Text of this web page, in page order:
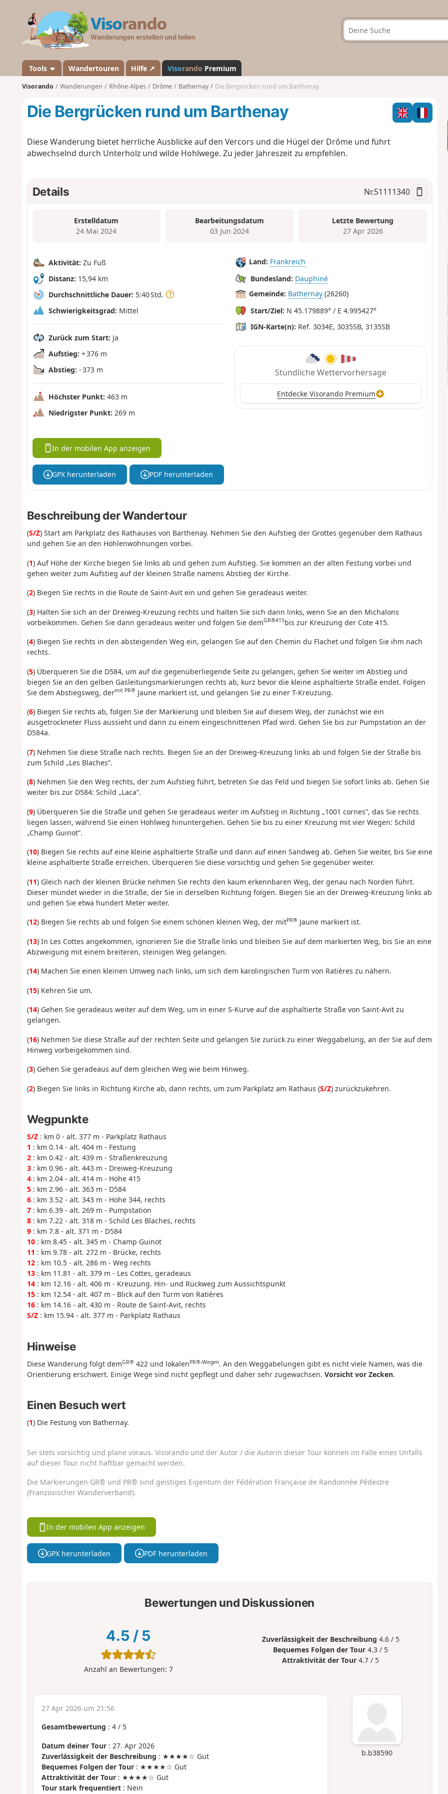
a
n
d
Tools Wandertouren Hilfe ↗ Visorando Premium
Visorando Wanderungen Rhône-Alpes Drôme Bathernay Die Bergrücken rund um Barthenay
Die Bergrücken rund um Barthenay
Diese Wanderung bietet herrliche Ausblicke auf den Vercors und die Hügel der Drôme und führt
abwechselnd durch Unterholz und wilde Hohlwege. Zu jeder Jahreszeit zu empfehlen.
Details Nr.51111340
Erstelldatum
24 Mai 2024
Bearbeitungsdatum
03 Jun 2024
Letzte Bewertung
27 Apr 2026
Aktivität: Zu Fuß
Distanz: 15,94 km
Durchschnittliche Dauer: 5:40 Std.
Schwierigkeitsgrad: Mittel
Zurück zum Start: Ja
Aufstieg: + 376 m
Abstieg: - 373 m
Höchster Punkt: 463 m
Niedrigster Punkt: 269 m
Land: Frankreich
Bundesland: Dauphiné
Gemeinde: Bathernay (26260)
Start/Ziel: N 45.179889° / E 4.995427°
IGN-Karte(n): Ref. 3034E, 3035SB, 3135SB
Stündliche Wettervorhersage
Entdecke Visorando Premium
In der mobilen App anzeigen
GPX herunterladen PDF herunterladen
Beschreibung der Wandertour
(S/Z) Start am Parkplatz des Rathauses von Barthenay. Nehmen Sie den Aufstieg der Grottes gegenüber dem Rathaus
und gehen Sie an den Höhlenwohnungen vorbei.
(1) Auf Höhe der Kirche biegen Sie links ab und gehen zum Aufstieg. Sie kommen an der alten Festung vorbei und
gehen weiter zum Aufstieg auf der kleinen Straße namens Abstieg der Kirche.
(2) Biegen Sie rechts in die Route de Saint-Avit ein und gehen Sie geradeaus weiter.
(3) Halten Sie sich an der Dreiweg-Kreuzung rechts und halten Sie sich dann links, wenn Sie an den Michalons
vorbeikommen. Gehen Sie dann geradeaus weiter und folgen Sie demGR®415bis zur Kreuzung der Cote 415.
(4) Biegen Sie rechts in den absteigenden Weg ein, gelangen Sie auf den Chemin du Flachet und folgen Sie ihm nach
rechts.
(5) Überqueren Sie die D584, um auf die gegenüberliegende Seite zu gelangen, gehen Sie weiter im Abstieg und
biegen Sie an den gelben Gasleitungsmarkierungen rechts ab, kurz bevor die kleine asphaltierte Straße endet. Folgen
Sie dem Abstiegsweg, dermit PR®Jaune markiert ist, und gelangen Sie zu einer T-Kreuzung.
(6) Biegen Sie rechts ab, folgen Sie der Markierung und bleiben Sie auf diesem Weg, der zunächst wie ein
ausgetrockneter Fluss aussieht und dann zu einem eingeschnittenen Pfad wird. Gehen Sie bis zur Pumpstation an der
D584a.
(7) Nehmen Sie diese Straße nach rechts. Biegen Sie an der Dreiweg-Kreuzung links ab und folgen Sie der Straße bis
zum Schild „Les Blaches”.
(8) Nehmen Sie den Weg rechts, der zum Aufstieg führt, betreten Sie das Feld und biegen Sie sofort links ab. Gehen Sie
weiter bis zur D584: Schild „Laca”.
(9) Überqueren Sie die Straße und gehen Sie geradeaus weiter im Aufstieg in Richtung „1001 cornes”, das Sie rechts
liegen lassen, während Sie einen Hohlweg hinuntergehen. Gehen Sie bis zu einer Kreuzung mit vier Wegen: Schild
„Champ Guinot”.
(10) Biegen Sie rechts auf eine kleine asphaltierte Straße und dann auf einen Sandweg ab. Gehen Sie weiter, bis Sie eine
kleine asphaltierte Straße erreichen. Überqueren Sie diese vorsichtig und gehen Sie gegenüber weiter.
(11) Gleich nach der kleinen Brücke nehmen Sie rechts den kaum erkennbaren Weg, der genau nach Norden führt.
Dieser mündet wieder in die Straße, der Sie in derselben Richtung folgen. Biegen Sie an der Dreiweg-Kreuzung links ab
und gehen Sie etwa hundert Meter weiter.
(12) Biegen Sie rechts ab und folgen Sie einem schönen kleinen Weg, der mitPR®Jaune markiert ist.
(13) In Les Cottes angekommen, ignorieren Sie die Straße links und bleiben Sie auf dem markierten Weg, bis Sie an eine
Abzweigung mit einem breiteren, steinigen Weg gelangen.
(14) Machen Sie einen kleinen Umweg nach links, um sich dem karolingischen Turm von Ratières zu nähern.
(15) Kehren Sie um.
(14) Gehen Sie geradeaus weiter auf dem Weg, um in einer S-Kurve auf die asphaltierte Straße von Saint-Avit zu
gelangen.
(16) Nehmen Sie diese Straße auf der rechten Seite und gelangen Sie zurück zu einer Weggabelung, an der Sie auf dem
Hinweg vorbeigekommen sind.
(3) Gehen Sie geradeaus auf dem gleichen Weg wie beim Hinweg.
(2) Biegen Sie links in Richtung Kirche ab, dann rechts, um zum Parkplatz am Rathaus (S/Z) zurückzukehren.
Wegpunkte
S/Z: km 0 - alt. 377 m - Parkplatz Rathaus
1 : km 0.14 - alt. 404 m - Festung
2: km 0.42 - alt. 439 m - Straßenkreuzung
3: km 0.96 - alt. 443 m - Dreiweg-Kreuzung
4: km 2.04 - alt. 414 m - Höhe 415
5: km 2.96 - alt. 363 m - D584
6: km 3.52 - alt. 343 m - Höhe 344, rechts
7: km 6.39 - alt. 269 m - Pumpstation
8: km 7.22 - alt. 318 m - Schild Les Blaches, rechts
9: km 7.8 - alt. 371 m - D584
10: km 8.45 - alt. 345 m - Champ Guinot
11 : km 9.78 - alt. 272 m - Brücke, rechts
12: km 10.5 - alt. 286 m - Weg rechts
13: km 11.81 - alt. 379 m - Les Cottes, geradeaus
14: km 12.16 - alt. 406 m - Kreuzung. Hin- und Rückweg zum Aussichtspunkt
15: km 12.54 - alt. 407 m - Blick auf den Turm von Ratières
16: km 14.16 - alt. 430 m - Route de Saint-Avit, rechts
S/Z: km 15.94 - alt. 377 m - Parkplatz Rathaus
Hinweise
Diese Wanderung folgt demGR®422 und lokalenPR®-Wegen. An den Weggabelungen gibt es nicht viele Namen, was die
Orientierung erschwert. Einige Wege sind nicht gepflegt und daher sehr zugewachsen. Vorsicht vor Zecken.
Einen Besuch wert
(1) Die Festung von Bathernay.
Sei stets vorsichtig und plane voraus. Visorando und der Autor / die Autorin dieser Tour können im Falle eines Unfalls
auf dieser Tour nicht haftbar gemacht werden.
Die Markierungen GR® und PR® sind geistiges Eigentum der Fédération Française de Randonnée Pédestre
(Französischer Wanderverband).
In der mobilen App anzeigen
GPX herunterladen PDF herunterladen
Bewertungen und Diskussionen
4.5 / 5
Anzahl an Bewertungen: 7
Zuverlässigkeit der Beschreibung 4.6 / 5
Bequemes Folgen der Tour 4.3 / 5
Attraktivität der Tour 4.7 / 5
b.b38590
27 Apr 2026 um 21:56
Gesamtbewertung : 4/ 5
Datum deiner Tour: 27. Apr 2026
Zuverlässigkeit der Beschreibung : ★★★★☆ Gut
Bequemes Folgen der Tour: ★★★★☆ Gut
Attraktivität der Tour: ★★★★☆ Gut
Tour stark frequentiert: Nein